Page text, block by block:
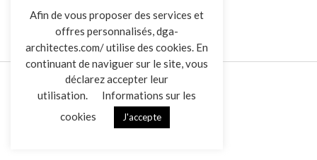
L’AGENCE
RÉALISATIONS
ACTUALITÉS
CONTACT
Afin de vous proposer des services et
offres personnalisés, dga-
architectes.com/ utilise des cookies. En
continuant de naviguer sur le site, vous
déclarez accepter leur
utilisation.
Informations sur les
cookies
J'accepte